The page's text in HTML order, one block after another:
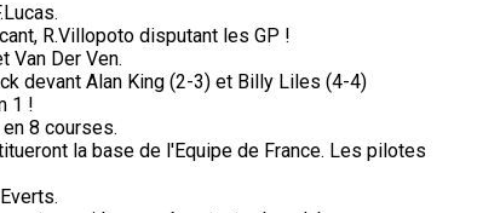
R.Villopoto disputant les GP !
Van Der Ven.
devant Alan King (2-3) et Billy Liles (4-4)
1 !
8 courses.
la base de l'Equipe de France. Les pilotes